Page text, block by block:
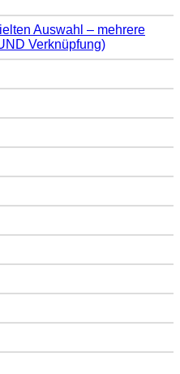
Auswahl – mehrere
Verknüpfung)